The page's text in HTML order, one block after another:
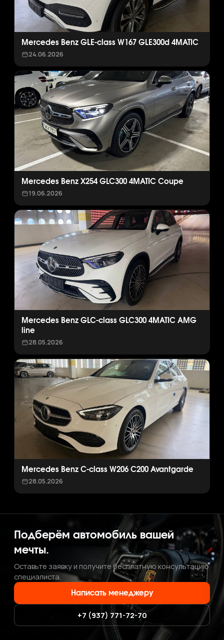
Mercedes Benz GLE-class W167 GLE300d 4MATIC
24.06.2026
Mercedes Benz X254 GLC300 4MATIC Coupe
19.06.2026
Mercedes Benz GLC-class GLC300 4MATIC AMG
line
28.05.2026
Mercedes Benz C-class W206 C200 Avantgarde
28.05.2026
Подберём автомобиль вашей
мечты.
Оставьте заявку и получите бесплатную консультацию
специалиста.
Написать менеджеру
+7 (937) 771-72-70